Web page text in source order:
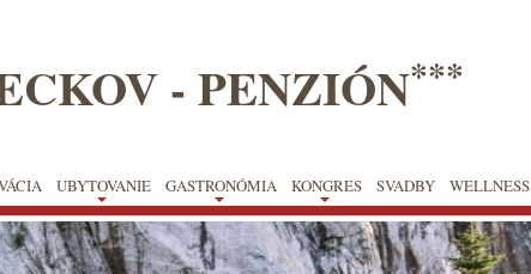
- PENZIÓN***
UBYTOVANIE GASTRONÓMIA KONGRES SVADBY WELLNESS